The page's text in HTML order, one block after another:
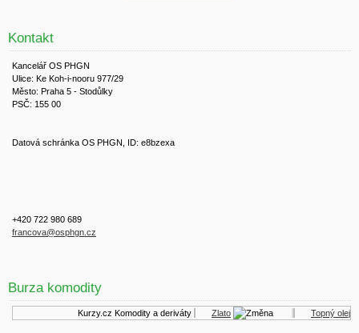
Kontakt
Kancelář OS PHGN
Ulice: Ke Koh-i-nooru 977/29
Město: Praha 5 - Stodůlky
PSČ: 155 00
Datová schránka OS PHGN, ID: e8bzexa
+420 722 980 689
francova@osphgn.cz
Burza komodity
Kurzy.cz Komodity a deriváty Zlato Topný olej